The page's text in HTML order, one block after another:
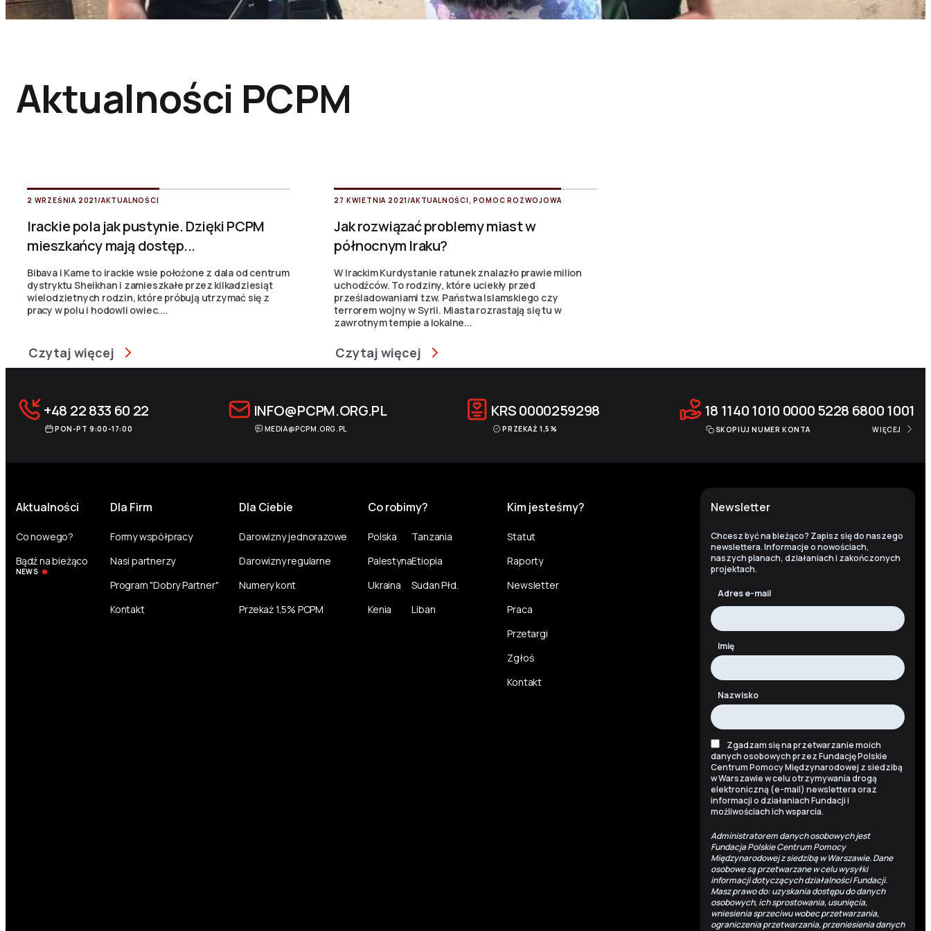
Aktualności PCPM
2 WRZEŚNIA 2021/AKTUALNOŚCI
Irackie pola jak pustynie. Dzięki PCPM
mieszkańcy mają dostęp...
Bibava i Kame to irackie wsie położone z dala od centrum
dystryktu Sheikhan i zamieszkałe przez kilkadziesiąt
wielodzietnych rodzin, które próbują utrzymać się z
pracy w polu i hodowli owiec....
Czytaj więcej
27 KWIETNIA 2021/AKTUALNOŚCI,POMOC ROZWOJOWA
Jak rozwiązać problemy miast w
północnym Iraku?
W Irackim Kurdystanie ratunek znalazło prawie milion
uchodźców. To rodziny, które uciekły przed
prześladowaniami tzw. Państwa Islamskiego czy
terrorem wojny w Syrii. Miasta rozrastają się tu w
zawrotnym tempie a lokalne...
Czytaj więcej
+48 22 833 60 22
PON-PT 9:00-17:00
INFO@PCPM.ORG.PL
MEDIA@PCPM.ORG.PL
KRS0000259298
PRZEKAŻ 1,5%
18 1140 1010 0000 5228 6800 1001
SKOPIUJ NUMER KONTA WIĘCEJ
Newsletter
Chcesz być na bieżąco? Zapisz się do naszego
newslettera. Informacje o nowościach,
naszych planach, działaniach i zakończonych
projektach.
Adres e-mail
Imię
Nazwisko
Zgadzam się na przetwarzanie moich
danych osobowych przez Fundację Polskie
Centrum Pomocy Międzynarodowej z siedzibą
w Warszawie w celu otrzymywania drogą
elektroniczną (e-mail) newslettera oraz
informacji o działaniach Fundacji i
możliwościach ich wsparcia.
Administratorem danych osobowych jest
Fundacja Polskie Centrum Pomocy
Międzynarodowej z siedzibą w Warszawie. Dane
osobowe są przetwarzane w celu wysyłki
informacji dotyczących działalności Fundacji.
Masz prawo do: uzyskania dostępu do danych
osobowych, ich sprostowania, usunięcia,
wniesienia sprzeciwu wobec przetwarzania,
ograniczenia przetwarzania, przeniesienia danych
Aktualności
Co nowego?
Bądź na bieżąco
NEWS
Dla Firm
Formy współpracy
Nasi partnerzy
Program "Dobry Partner"
Kontakt
Dla Ciebie
Darowizny jednorazowe
Darowizny regularne
Numery kont
Przekaż 1,5% PCPM
Co robimy?
Polska
Palestyna
Ukraina
Kenia
Tanzania
Etiopia
Sudan Płd.
Liban
Kim jesteśmy?
Statut
Raporty
Newsletter
Praca
Przetargi
Zgłoś
Kontakt